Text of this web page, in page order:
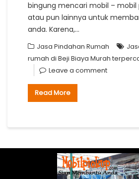
bingung mencari mobil – mobil
atau pun lainnya untuk
anda. Karena,…
Jasa Pindahan Rumah
rumah di Beji Biaya Murah
Leave a comment
Read More